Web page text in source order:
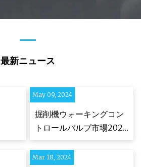
フォス レックスロス ポ
最新ニュース
May 09, 2024
掘削機ウォーキングコン
トロールバルブ市場2023
年の成長機会と競争環境
2029年
Mar 18, 2024